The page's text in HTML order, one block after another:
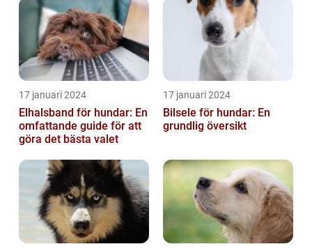
17 januari 2024
Elhalsband för hundar: En
omfattande guide för att
göra det bästa valet
17 januari 2024
Bilsele för hundar: En
grundlig översikt